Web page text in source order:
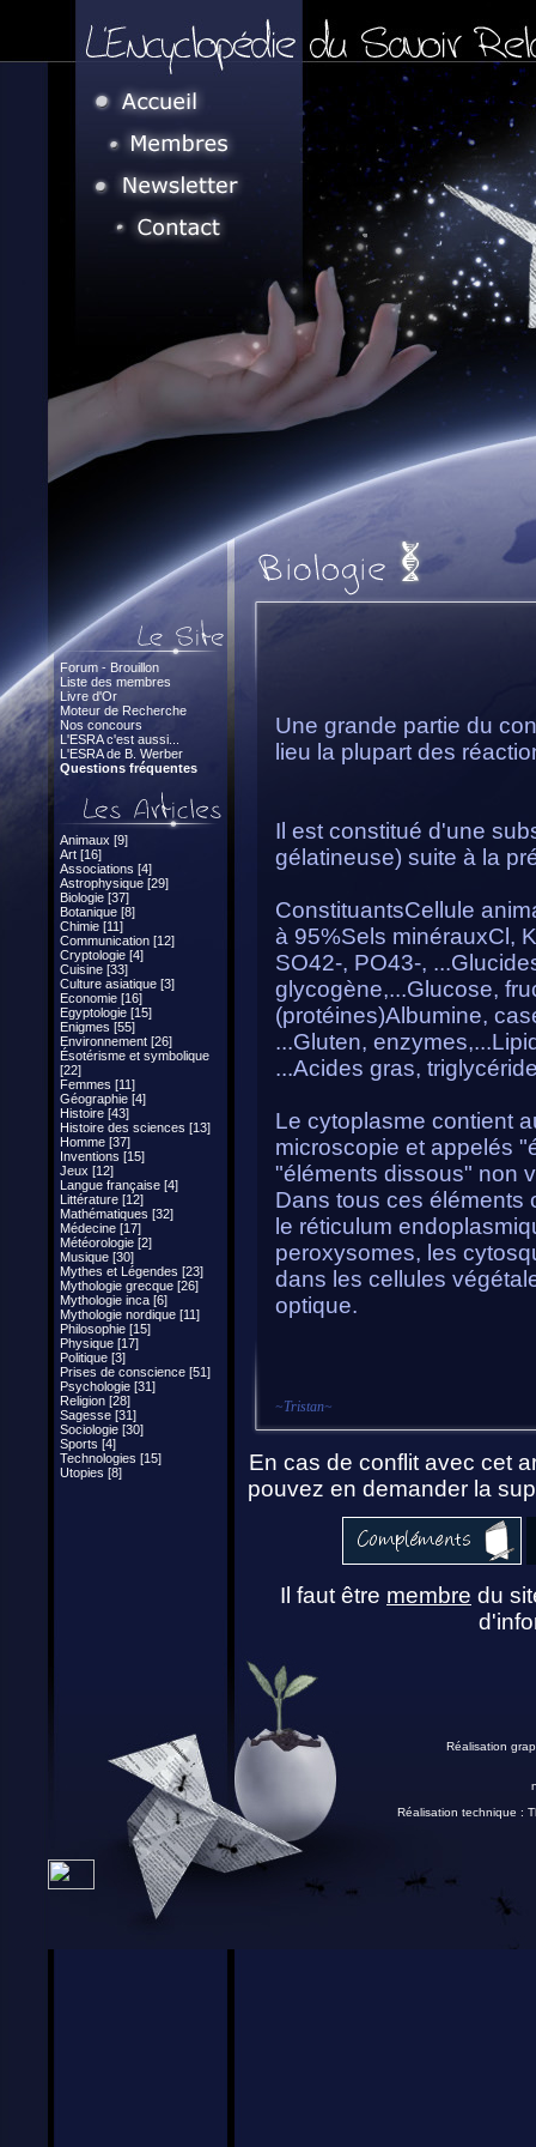
Forum - Brouillon
Liste des membres
Livre d'Or
Moteur de Recherche
Nos concours
L'ESRA c'est aussi...
L'ESRA de B. Werber
Questions fréquentes
Animaux [9]
Art [16]
Associations [4]
Astrophysique [29]
Biologie [37]
Botanique [8]
Chimie [11]
Communication [12]
Cryptologie [4]
Cuisine [33]
Culture asiatique [3]
Economie [16]
Egyptologie [15]
Enigmes [55]
Environnement [26]
Ésotérisme et symbolique
[22]
Femmes [11]
Géographie [4]
Histoire [43]
Histoire des sciences [13]
Homme [37]
Inventions [15]
Jeux [12]
Langue française [4]
Littérature [12]
Mathématiques [32]
Médecine [17]
Météorologie [2]
Musique [30]
Mythes et Légendes [23]
Mythologie grecque [26]
Mythologie inca [6]
Mythologie nordique [11]
Philosophie [15]
Physique [17]
Politique [3]
Prises de conscience [51]
Psychologie [31]
Religion [28]
Sagesse [31]
Sociologie [30]
Sports [4]
Technologies [15]
Utopies [8]
Une grande partie du
lieu la plupart des
Il est constitué d'une
gélatineuse) suite à la
ConstituantsCellule
à 95%Sels minérauxCl,
SO42-, PO43-,
glycogène,...Glucose,
(protéines)Albumine,
...Gluten,
...Acides gras,
Le cytoplasme contient
microscopie et appelés
"éléments dissous" non
Dans tous ces éléments
le réticulum
peroxysomes, les
dans les cellules
optique.
~Tristan~
En cas de conflit avec cet
pouvez en demander la
Il faut être membre du
Réalisation
Réalisation technique :